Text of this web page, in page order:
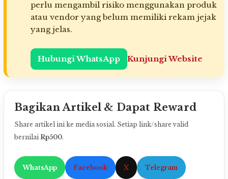
perlu mengambil risiko menggunakan produk
atau vendor yang belum memiliki rekam jejak
yang jelas.
Hubungi WhatsApp Kunjungi Website
Bagikan Artikel & Dapat Reward
Share artikel ini ke media sosial. Setiap link/share valid
bernilai Rp500.
WhatsApp Facebook X Telegram